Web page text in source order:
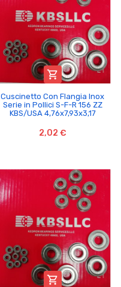

Cuscinetto Con Flangia Inox
Serie in Pollici S-F-R 156 ZZ
KBS/USA 4,76x7,93x3,17
2,02 €
